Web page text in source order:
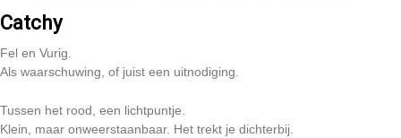
Catchy
Fel en Vurig.
Als waarschuwing, of juist een uitnodiging.
Tussen het rood, een lichtpuntje.
Klein, maar onweerstaanbaar. Het trekt je dichterbij.